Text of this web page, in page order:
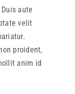
aute
velit
proident,
anim id